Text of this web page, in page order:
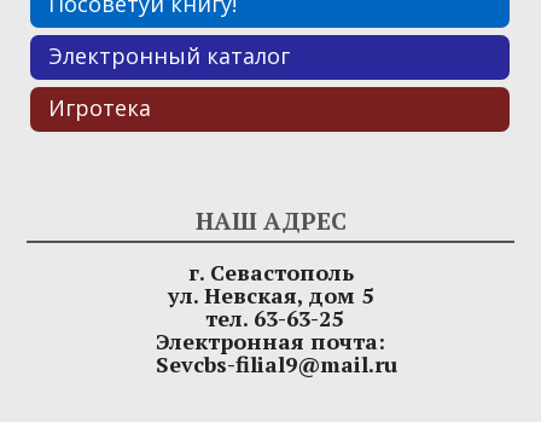
Электронный каталог
Игротека
НАШ АДРЕС
г. Севастополь
ул. Невская, дом 5
тел. 63-63-25
Электронная почта:
Sevcbs-filial9@mail.ru